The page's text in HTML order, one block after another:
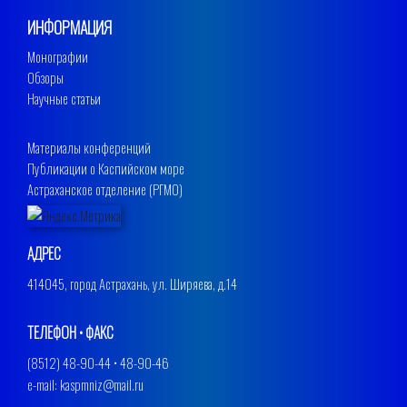
ИНФОРМАЦИЯ
Монографии
Обзоры
Научные статьи
Материалы конференций
Публикации о Каспийском море
Астраханское отделение (РГМО)
АДРЕС
414045, город Астрахань, ул. Ширяева, д.14
ТЕЛЕФОН • ФАКС
(8512) 48-90-44 • 48-90-46
e-mail: kaspmniz@mail.ru